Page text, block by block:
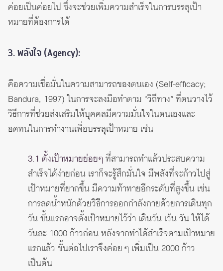
ค่อยเป็นค่อยไป ซึ่งจะช่วยเพิ่มความสำเร็จในการบรรลุเป้า
หมายที่ต้องการได้
3. พลังใจ (Agency):
คือความเชื่อมั่นในความสามารถของตนเอง (Self-efficacy;
Bandura, 1997) ในการจะลงมือทำตาม “วิถีทาง” ที่ตนวางไว้
วิธีการที่ช่วยส่งเสริมให้บุคคลมีความมั่นใจในตนเองและ
อดทนในการทำงานเพื่อบรรลุเป้าหมาย เช่น
3.1 ตั้งเป้าหมายย่อยๆ ที่สามารถทำแล้วประสบความ
สำเร็จได้ง่ายก่อน เราก็จะรู้สึกมั่นใจ มีพลังที่จะก้าวไปสู่
เป้าหมายที่ยากขึ้น มีความท้าทายอีกระดับที่สูงขึ้น เช่น
การลดน้ำหนักด้วยวิธีการออกกำลังกายด้วยการเดินทุก
วัน ขั้นแรกอาจตั้งเป้าหมายไว้ว่า เดินวัน เว้น วัน ให้ได้
วันละ 1000 ก้าวก่อน หลังจากทำได้สำเร็จตามเป้าหมาย
แรกแล้ว ขั้นต่อไปเราจึงค่อย ๆ เพิ่มเป็น 2000 ก้าว
เป็นต้น